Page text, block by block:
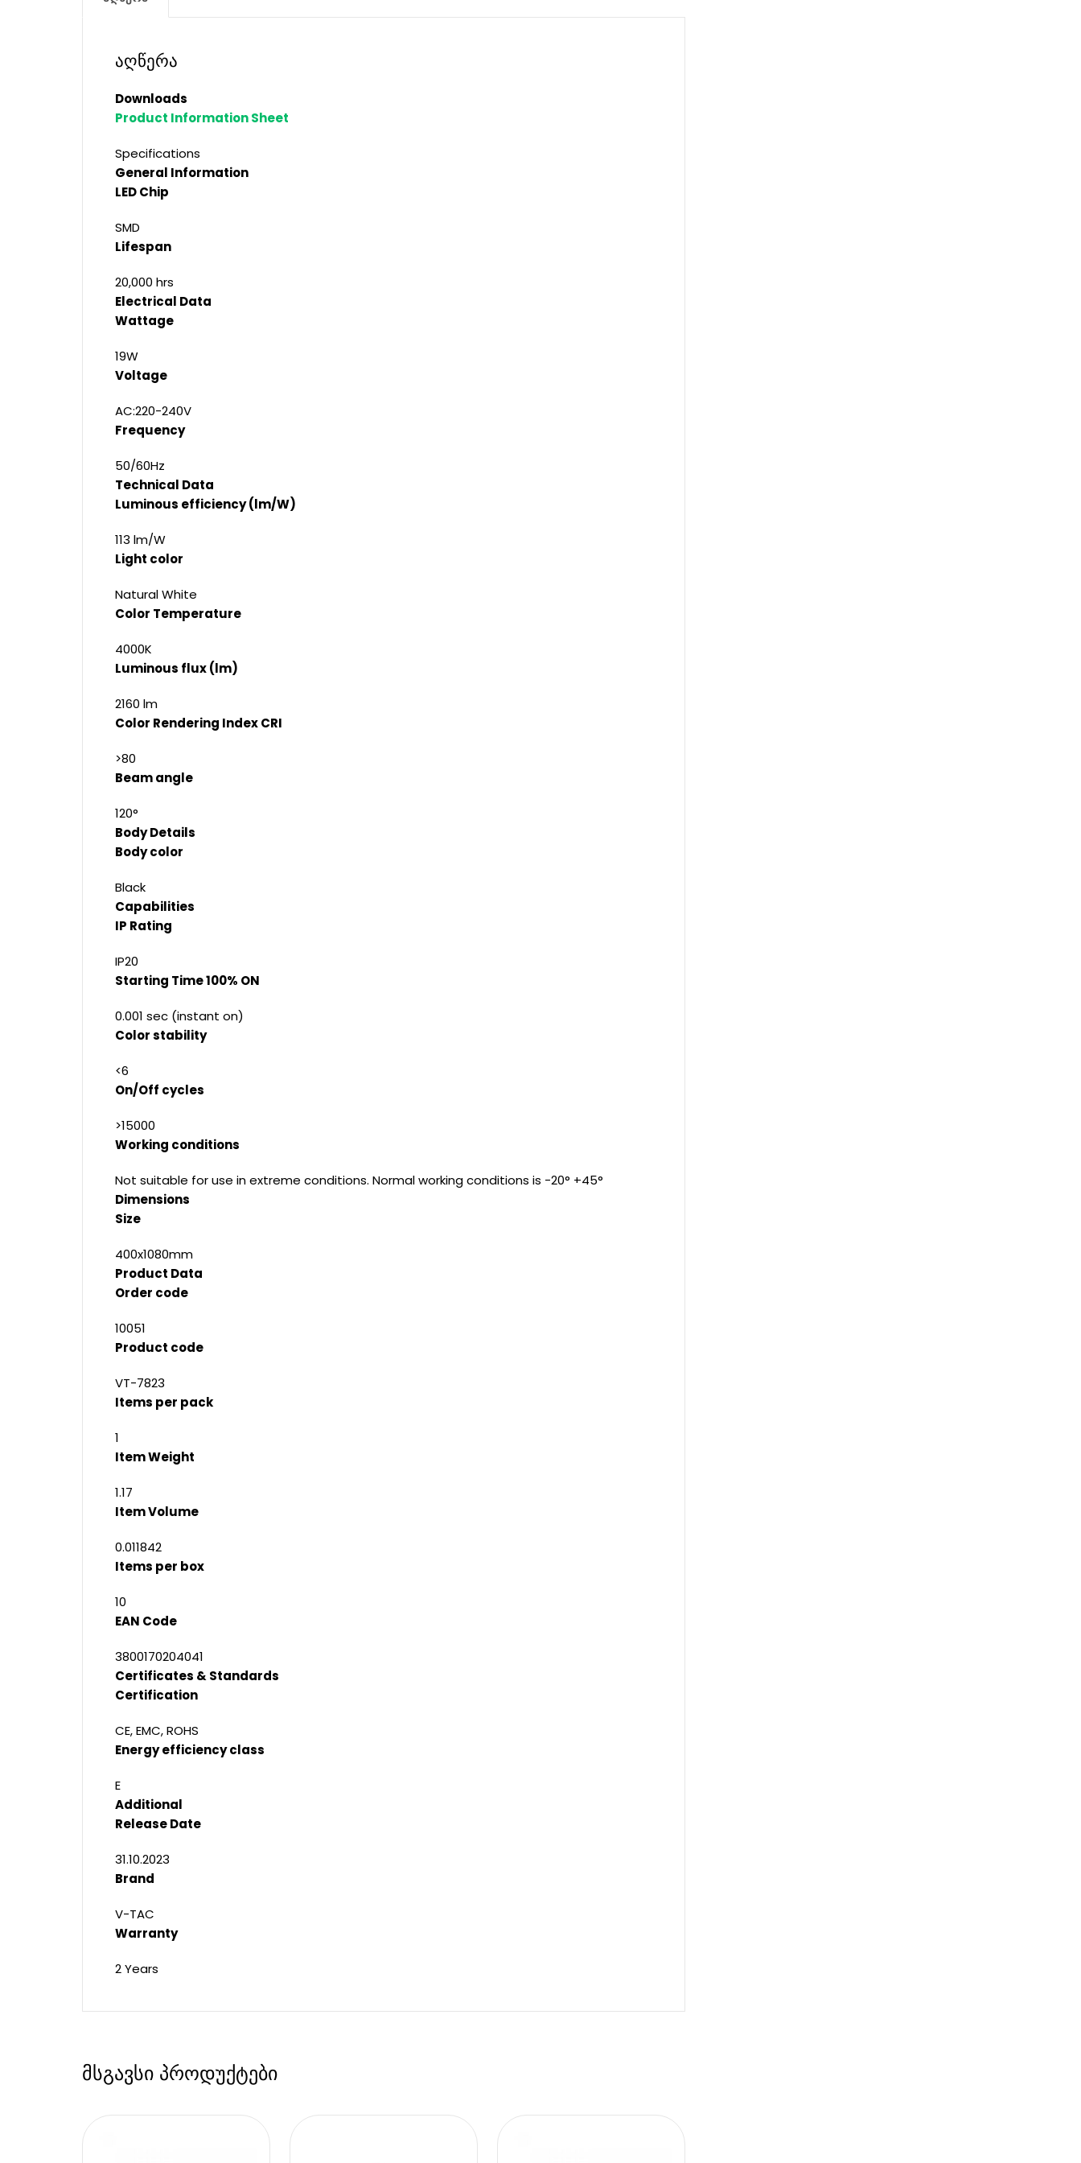
აღწერა
Downloads
Product Information Sheet
Specifications
General Information
LED Chip
SMD
Lifespan
20,000 hrs
Electrical Data
Wattage
19W
Voltage
AC:220-240V
Frequency
50/60Hz
Technical Data
Luminous efficiency (lm/W)
113 lm/W
Light color
Natural White
Color Temperature
4000K
Luminous flux (lm)
2160 lm
Color Rendering Index CRI
>80
Beam angle
120°
Body Details
Body color
Black
Capabilities
IP Rating
IP20
Starting Time 100% ON
0.001 sec (instant on)
Color stability
<6
On/Off cycles
>15000
Working conditions
Not suitable for use in extreme conditions. Normal working conditions is -20° +45°
Dimensions
Size
400x1080mm
Product Data
Order code
10051
Product code
VT-7823
Items per pack
1
Item Weight
1.17
Item Volume
0.011842
Items per box
10
EAN Code
3800170204041
Certificates & Standards
Certification
CE, EMC, ROHS
Energy efficiency class
E
Additional
Release Date
31.10.2023
Brand
V-TAC
Warranty
2 Years
მსგავსი პროდუქტები